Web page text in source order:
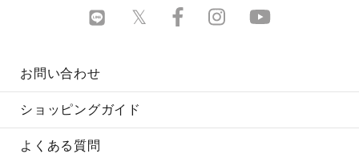
お問い合わせ
ショッピングガイド
よくある質問